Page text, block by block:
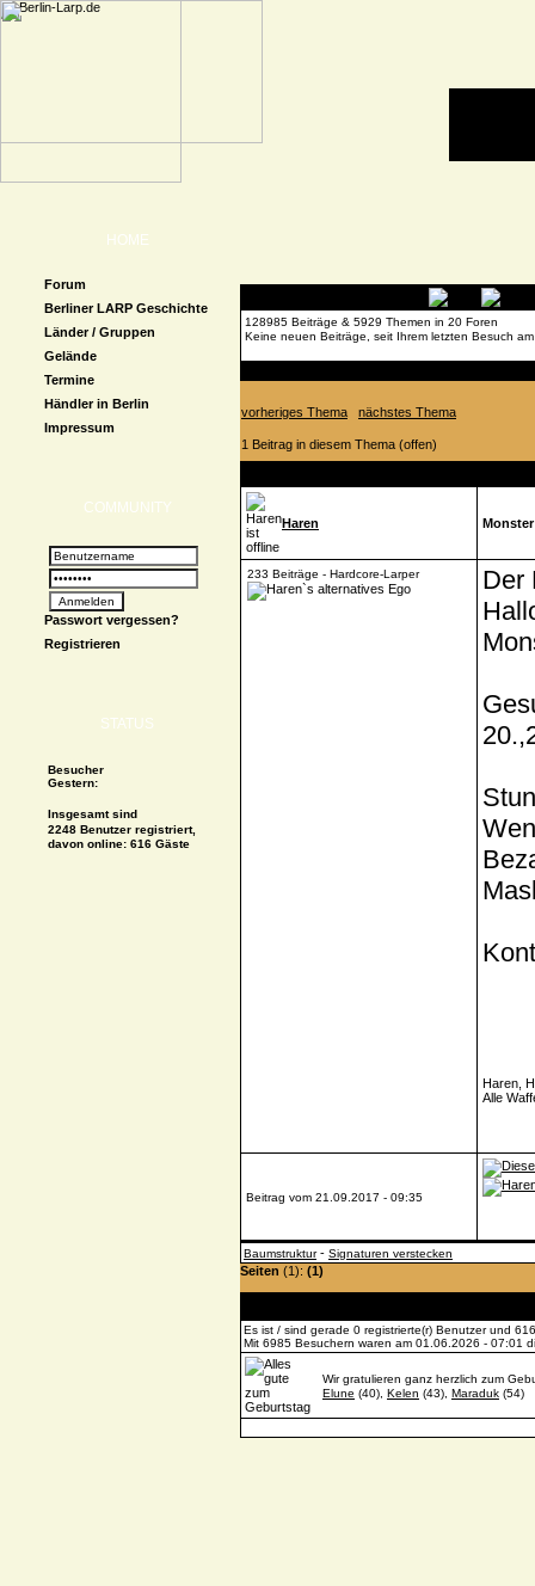
HOME
Forum
Berliner LARP Geschichte
Länder / Gruppen
Gelände
Termine
Händler in Berlin
Impressum
COMMUNITY
Passwort vergessen?
Registrieren
STATUS
Besucher
Gestern:
Insgesamt sind
2248 Benutzer registriert,
davon online: 616 Gäste
128985 Beiträge & 5929 Themen in 20 Foren
Keine neuen Beiträge, seit Ihrem letzten Besuch
vorheriges Thema nächstes Thema
1 Beitrag in diesem Thema (offen)
Haren
233 Beiträge - Hardcore-Larper
Der
Haren,
Alle
Beitrag vom 21.09.2017 - 09:35
Baumstruktur- Signaturen verstecken
Seiten (1): (1)
Es ist / sind gerade 0 registrierte(r) Benutzer und
Mit 6985 Besuchern waren am 01.06.2026 - 07:01
Wir gratulieren ganz herzlich zum
Elune (40), Kelen (43), Maraduk (54)